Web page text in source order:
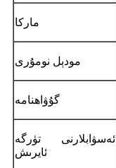
ماركا
مودېل نومۇرى
گۇۋاھنامە
ئەسۋابلارنى تۈرگە
ئايرىش